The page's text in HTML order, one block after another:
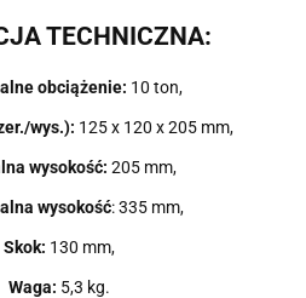
TECHNICZNA:
obciążenie: 10 ton,
wys.): 125 x 120 x 205 mm,
wysokość: 205 mm,
wysokość: 335 mm,
Skok: 130 mm,
Waga: 5,3 kg.